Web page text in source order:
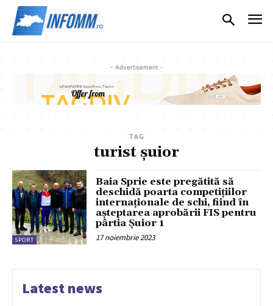
- Advertisement -
TAG
turist șuior
SPORT
Baia Sprie este pregătită să
deschidă poarta competițiilor
internaționale de schi, fiind în
așteptarea aprobării FIS pentru
pârtia Șuior 1
17 noiembrie 2023
Latest news